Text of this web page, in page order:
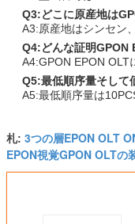
Q3:どこに原産地は
A3:原産地はシンセン
Q4:どんな証明GPON
A4:GPON EPON OLT
Q5:最低順序量そして
A5:最低順序量は
札: 3つの層EPON OLT
EPON視覚GPON OLTの